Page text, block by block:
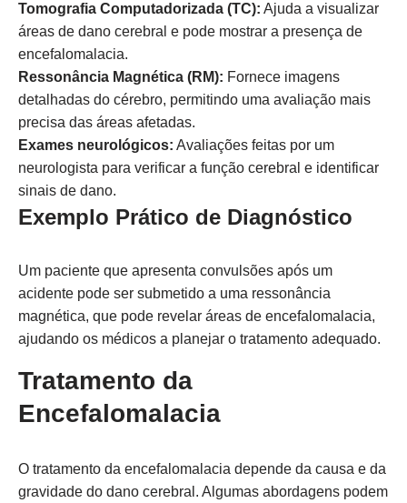
Tomografia Computadorizada (TC): Ajuda a visualizar
áreas de dano cerebral e pode mostrar a presença de
encefalomalacia.
Ressonância Magnética (RM): Fornece imagens
detalhadas do cérebro, permitindo uma avaliação mais
precisa das áreas afetadas.
Exames neurológicos: Avaliações feitas por um
neurologista para verificar a função cerebral e identificar
sinais de dano.
Exemplo Prático de Diagnóstico
Um paciente que apresenta convulsões após um
acidente pode ser submetido a uma ressonância
magnética, que pode revelar áreas de encefalomalacia,
ajudando os médicos a planejar o tratamento adequado.
Tratamento da
Encefalomalacia
O tratamento da encefalomalacia depende da causa e da
gravidade do dano cerebral. Algumas abordagens podem